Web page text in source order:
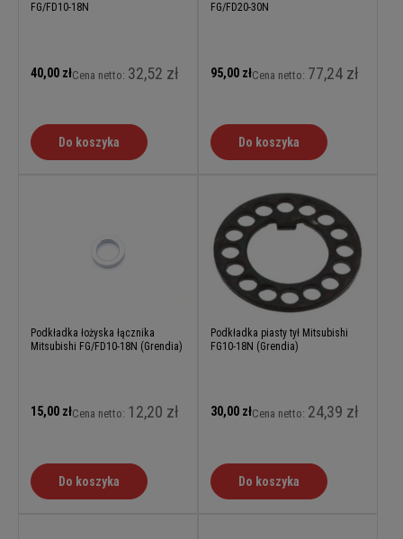
FG/FD10-18N
40,00 złCena netto: 32,52 zł
Do koszyka
FG/FD20-30N
95,00 złCena netto: 77,24 zł
Do koszyka
Podkładka łożyska łącznika
Mitsubishi FG/FD10-18N (Grendia)
15,00 złCena netto: 12,20 zł
Do koszyka
Podkładka piasty tył Mitsubishi
FG10-18N (Grendia)
30,00 złCena netto: 24,39 zł
Do koszyka